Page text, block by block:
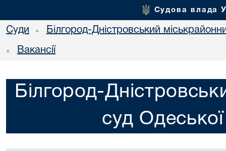
Судова влада
Суди • Білгород-Дністровський
• Вакансії
Білгород-
суд Одеської